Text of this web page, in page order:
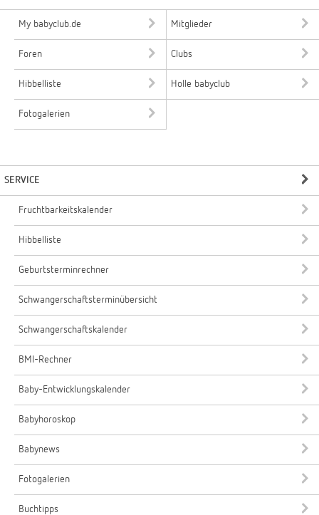
My babyclub.de Mitglieder
Foren Clubs
Hibbelliste Holle babyclub
Fotogalerien
SERVICE
Fruchtbarkeitskalender
Hibbelliste
Geburtsterminrechner
Schwangerschaftsterminübersicht
Schwangerschaftskalender
BMI-Rechner
Baby-Entwicklungskalender
Babyhoroskop
Babynews
Fotogalerien
Buchtipps